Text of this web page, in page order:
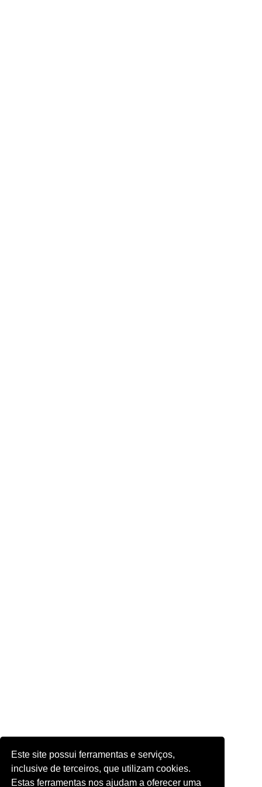
Este site possui ferramentas e serviços,
inclusive de terceiros, que utilizam cookies.
Estas ferramentas nos ajudam a oferecer uma